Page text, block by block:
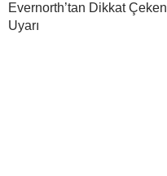
Evernorth’tan Dikkat Çeken
Uyarı